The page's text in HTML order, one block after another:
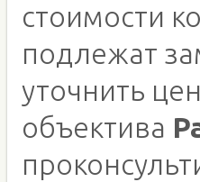
стоимости
подлежат
уточнить
объектива